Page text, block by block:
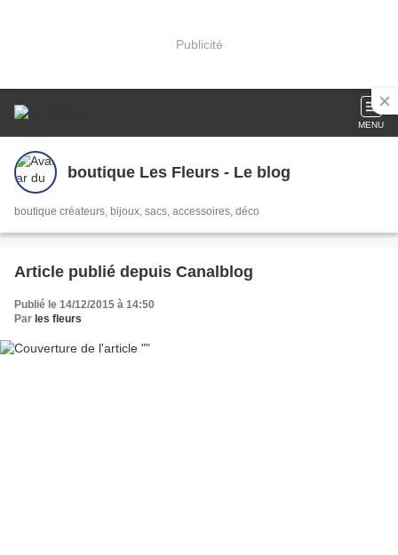
Publicité
MENU
boutique Les Fleurs - Le blog
boutique créateurs, bijoux, sacs, accessoires, déco
Article publié depuis Canalblog
Publié le 14/12/2015 à 14:50
Par les fleurs